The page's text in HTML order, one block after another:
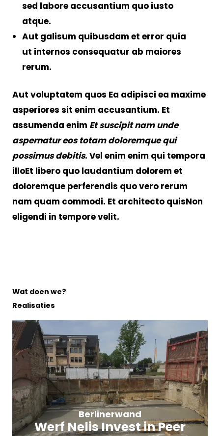
sed labore accusantium quo iusto
atque.
Aut galisum quibusdam et error quia
ut internos consequatur ab maiores
rerum.
Aut voluptatem quos Ea adipisci ea maxime
asperiores sit enim accusantium. Et
assumenda enim Et suscipit nam unde
aspernatur eos totam doloremque qui
possimus debitis. Vel enim enim qui tempora
illoEt libero quo laudantium dolorem et
doloremque perferendis quo vero rerum
nam quam commodi. Et architecto quisNon
eligendi in tempore velit.
Wat doen we?
Realisaties
Berlinerwand
Werf Nelis Invest in Peer